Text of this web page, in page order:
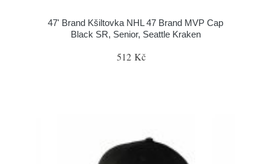
47' Brand Kšiltovka NHL 47 Brand MVP Cap
Black SR, Senior, Seattle Kraken
512 Kč